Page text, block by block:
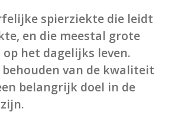
spierziekte die leidt
en die meestal grote
het dagelijks leven.
van de kwaliteit
belangrijk doel in de